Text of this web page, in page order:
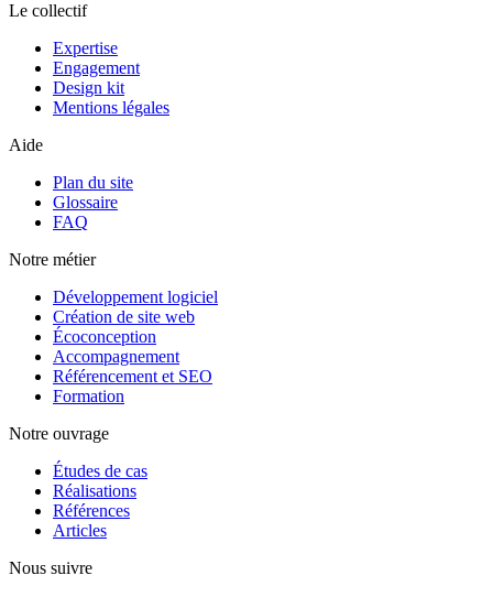
Le collectif
Expertise
Engagement
Design kit
Mentions légales
Aide
Plan du site
Glossaire
FAQ
Notre métier
Développement logiciel
Création de site web
Écoconception
Accompagnement
Référencement et SEO
Formation
Notre ouvrage
Études de cas
Réalisations
Références
Articles
Nous suivre